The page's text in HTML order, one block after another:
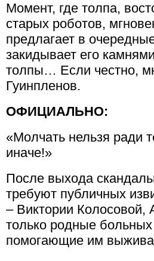
Момент, где толпа,
старых роботов,
предлагает в
закидывает его
толпы… Если честно,
Гуинпленов.
ОФИЦИАЛЬНО:
«Молчать нельзя ради
иначе!»
После выхода
требуют публичных
– Виктории Колосовой,
только родные
помогающие им